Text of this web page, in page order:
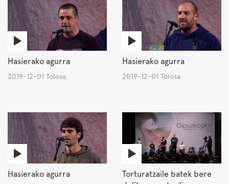
Hasierako agurra
2019-12-01 Tolosa
Hasierako agurra
2019-12-01 Tolosa
Hasierako agurra
Torturatzaile batek bere